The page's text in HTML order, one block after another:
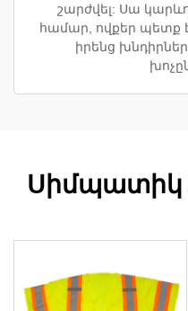
շարժվել: Սա
համար, ովքեր պետք
իրենց